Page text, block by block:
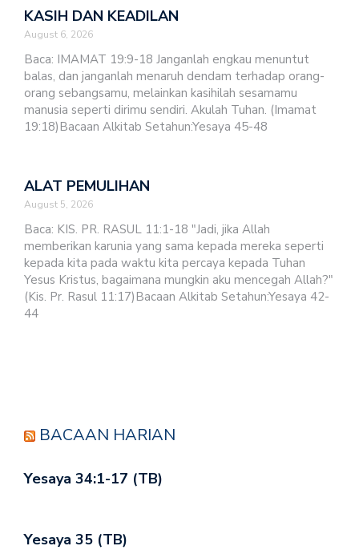
KASIH DAN KEADILAN
August 6, 2026
Baca: IMAMAT 19:9-18 Janganlah engkau menuntut
balas, dan janganlah menaruh dendam terhadap orang-
orang sebangsamu, melainkan kasihilah sesamamu
manusia seperti dirimu sendiri. Akulah Tuhan. (Imamat
19:18)Bacaan Alkitab Setahun:Yesaya 45-48
ALAT PEMULIHAN
August 5, 2026
Baca: KIS. PR. RASUL 11:1-18 "Jadi, jika Allah
memberikan karunia yang sama kepada mereka seperti
kepada kita pada waktu kita percaya kepada Tuhan
Yesus Kristus, bagaimana mungkin aku mencegah Allah?"
(Kis. Pr. Rasul 11:17)Bacaan Alkitab Setahun:Yesaya 42-
44
BACAAN HARIAN
Yesaya 34:1-17 (TB)
Yesaya 35 (TB)